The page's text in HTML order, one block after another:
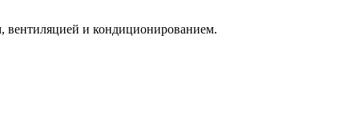
вентиляцией и кондиционированием.